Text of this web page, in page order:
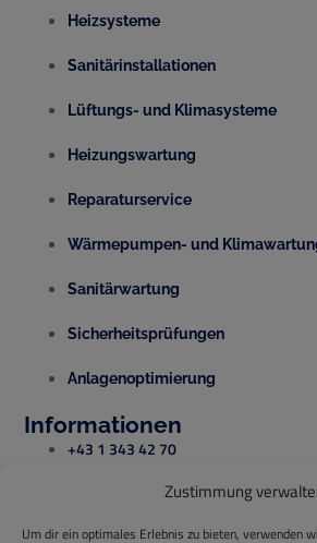
Zustimmung
Um dir ein optimales Erlebnis zu bieten, verwenden
Heizsysteme
Sanitärinstallationen
Lüftungs- und Klimasysteme
Heizungswartung
Reparaturservice
Wärmepumpen- und
Sanitärwartung
Sicherheitsprüfungen
Anlagenoptimierung
Informationen
+43 1 343 42 70
office@temperis.at